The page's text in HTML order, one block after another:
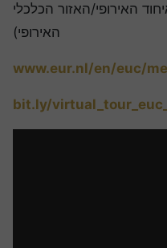
האירופי/האזור הכלכלי
האירופי)
www.eur.nl/en/
bit.ly/